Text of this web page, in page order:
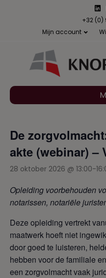
n
s
+32 (0)
Mijn account
De
akte (webinar) –
28 oktober 2026 @ 13:00-
Opleiding voorbehouden
notarissen, notariële
Deze opleiding vertrekt
maatwerk hoeft niet
door goed te luisteren,
hebben voor de familiale
een zorgvolmacht vaak